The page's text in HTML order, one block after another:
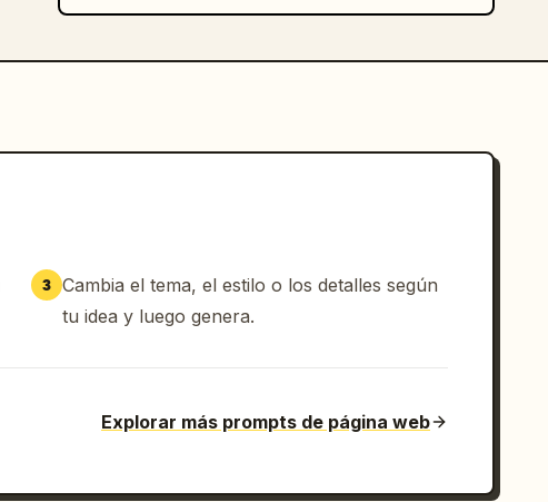
3 Cambia el tema, el estilo o los detalles según
tu idea y luego genera.
Explorar más prompts de página web